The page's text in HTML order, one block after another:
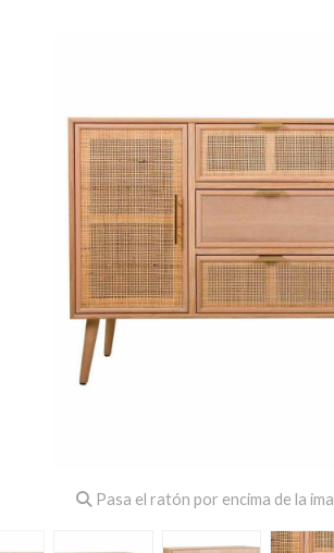
Pasa el ratón por encima de la